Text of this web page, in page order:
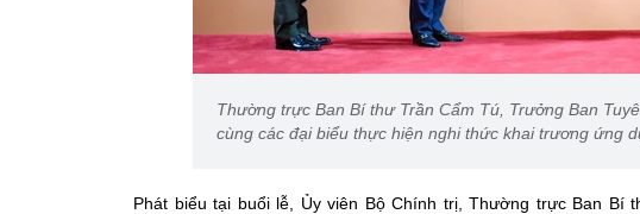
Thường trực Ban Bí thư Trần Cẩm Tú, Trưởng Ban
cùng các đại biểu thực hiện nghi thức khai trương ứng
Phát biểu tại buổi lễ, Ủy viên Bộ Chính trị, Thường trực Ban Bí